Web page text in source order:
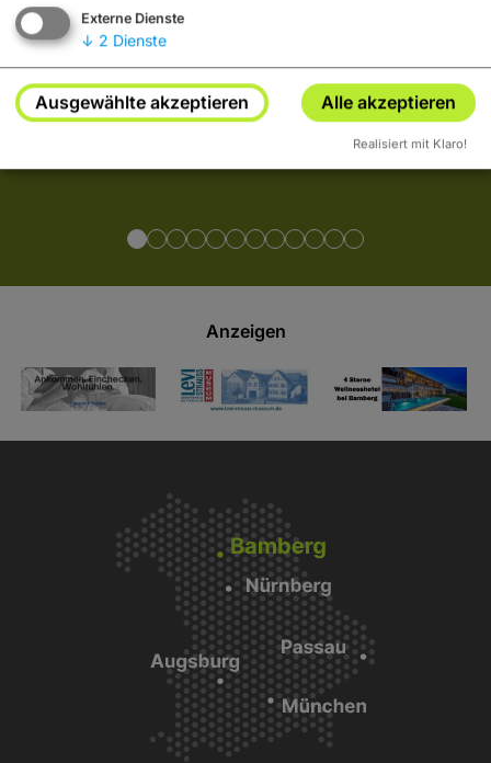
Tipps
Anzeigen
Externe Dienste
↓ 2 Dienste
Ausgewählte akzeptieren Alle akzeptieren
Realisiert mit Klaro!